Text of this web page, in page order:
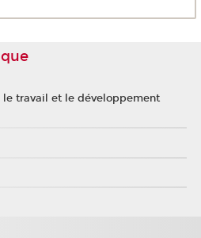
le travail et le développement